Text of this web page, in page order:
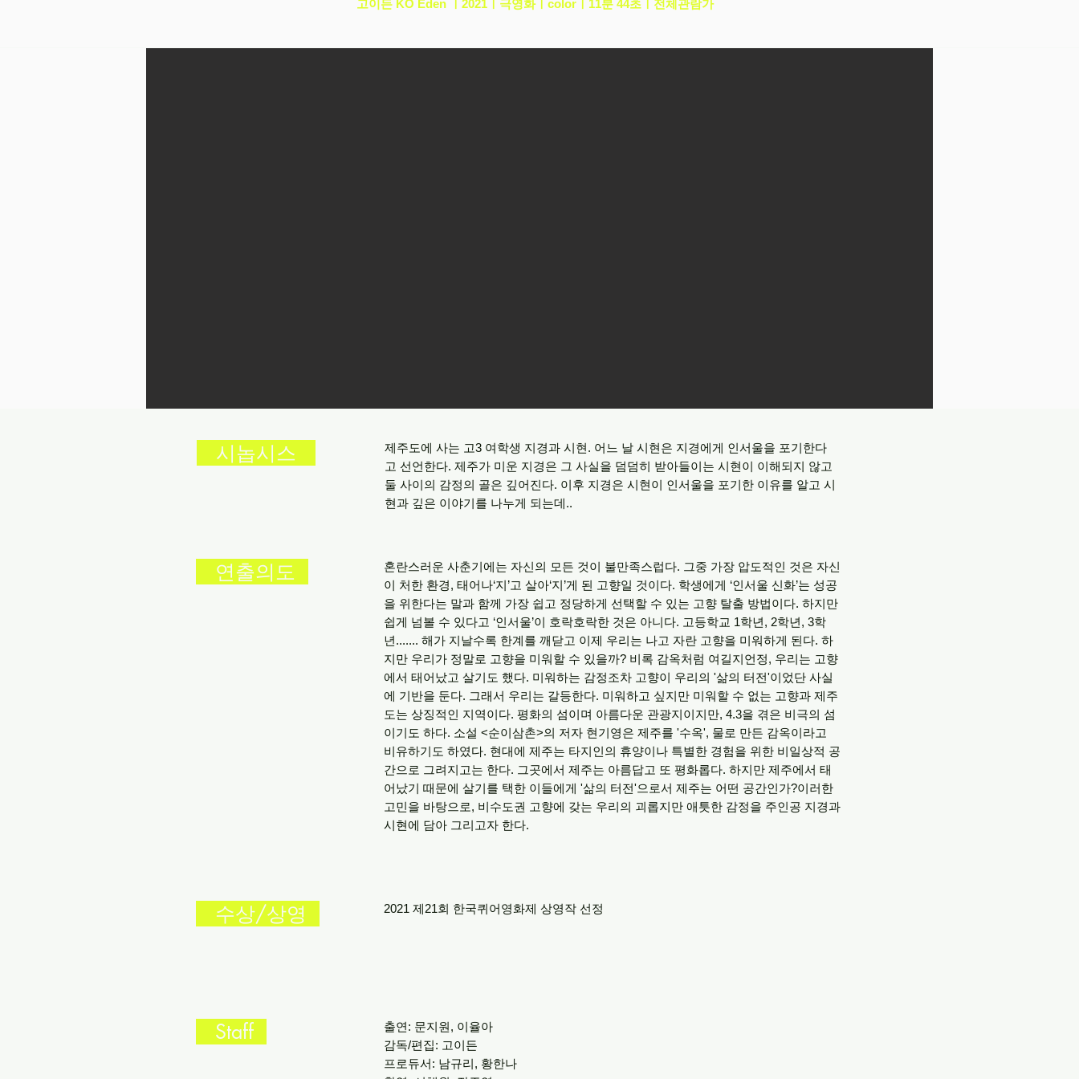
고이든 KO Eden ㅣ2021ㅣ극영화ㅣcolorㅣ11분 44초ㅣ전체관람가
시놉시스
제주도에 사는 고3 여학생 지경과 시현. 어느 날 시현은 지경에게 인서울을 포기한다
고 선언한다. 제주가 미운 지경은 그 사실을 덤덤히 받아들이는 시현이 이해되지 않고
둘 사이의 감정의 골은 깊어진다. 이후 지경은 시현이 인서울을 포기한 이유를 알고 시
현과 깊은 이야기를 나누게 되는데..
연출의도
혼란스러운 사춘기에는 자신의 모든 것이 불만족스럽다. 그중 가장 압도적인 것은 자신
이 처한 환경, 태어나‘지’고 살아‘지’게 된 고향일 것이다. 학생에게 ‘인서울 신화’는 성공
을 위한다는 말과 함께 가장 쉽고 정당하게 선택할 수 있는 고향 탈출 방법이다. 하지만
쉽게 넘볼 수 있다고 ‘인서울’이 호락호락한 것은 아니다. 고등학교 1학년, 2학년, 3학
년....... 해가 지날수록 한계를 깨닫고 이제 우리는 나고 자란 고향을 미워하게 된다. 하
지만 우리가 정말로 고향을 미워할 수 있을까? 비록 감옥처럼 여길지언정, 우리는 고향
에서 태어났고 살기도 했다. 미워하는 감정조차 고향이 우리의 '삶의 터전'이었단 사실
에 기반을 둔다. 그래서 우리는 갈등한다. 미워하고 싶지만 미워할 수 없는 고향과 제주
도는 상징적인 지역이다. 평화의 섬이며 아름다운 관광지이지만, 4.3을 겪은 비극의 섬
이기도 하다. 소설 <순이삼촌>의 저자 현기영은 제주를 '수옥', 물로 만든 감옥이라고
비유하기도 하였다. 현대에 제주는 타지인의 휴양이나 특별한 경험을 위한 비일상적 공
간으로 그려지고는 한다. 그곳에서 제주는 아름답고 또 평화롭다. 하지만 제주에서 태
어났기 때문에 살기를 택한 이들에게 '삶의 터전'으로서 제주는 어떤 공간인가?이러한
고민을 바탕으로, 비수도권 고향에 갖는 우리의 괴롭지만 애틋한 감정을 주인공 지경과
시현에 담아 그리고자 한다.
수상/상영 2021 제21회 한국퀴어영화제 상영작 선정​
Staff
출연: 문지원, 이율아
감독/편집: 고이든
프로듀서: 남규리, 황한나